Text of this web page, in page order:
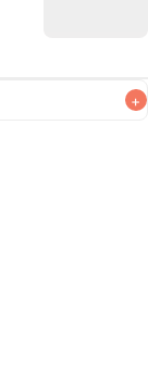
+
だくことをお